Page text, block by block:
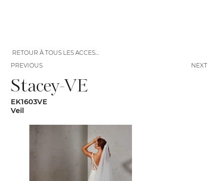
Stacey-VE
EK1603VE
Veil
NEXT
RETOUR À TOUS LES ACCESSOIRES
PREVIOUS